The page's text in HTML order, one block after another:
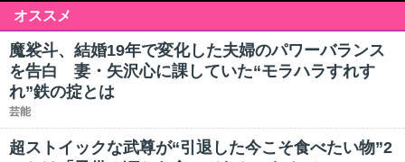
オススメ
魔裟斗、結婚19年で変化した夫婦のパワーバランス
を告白 妻・矢沢心に課していた“モラハラすれす
れ”鉄の掟とは
芸能
超ストイックな武尊が“引退した今こそ食べたい物”2